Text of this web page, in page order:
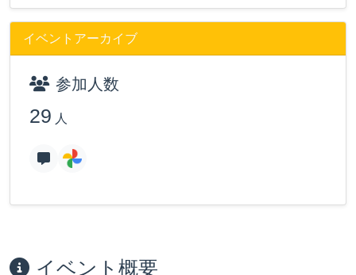
イベントアーカイブ
参加人数
29 人
イベント概要